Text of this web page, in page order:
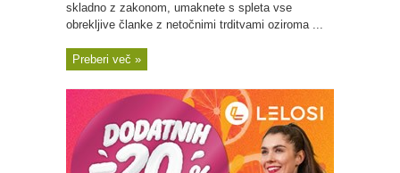
skladno z zakonom, umaknete s spleta vse
obrekljive članke z netočnimi trditvami oziroma ...
Preberi več »